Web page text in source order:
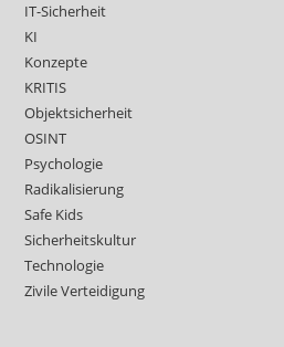
IT-Sicherheit
KI
Konzepte
KRITIS
Objektsicherheit
OSINT
Psychologie
Radikalisierung
Safe Kids
Sicherheitskultur
Technologie
Zivile Verteidigung